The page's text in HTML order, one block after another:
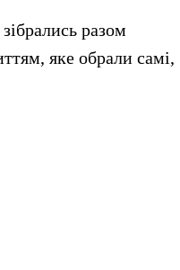
разом
яке обрали самі,